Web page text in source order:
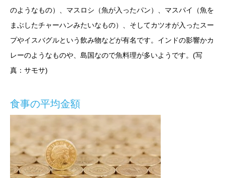
のようなもの）、マスロシ（魚が入ったパン）、マスパイ（魚を
まぶしたチャーハンみたいなもの）、そしてカツオが入ったスー
プやイスバグルという飲み物などが有名です。インドの影響かカ
レーのようなものや、島国なので魚料理が多いようです。(写
真：サモサ)
食事の平均金額